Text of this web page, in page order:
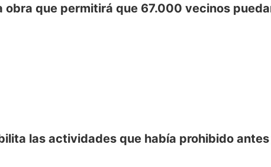
obra que permitirá que 67.000 vecinos
las actividades que había prohibido